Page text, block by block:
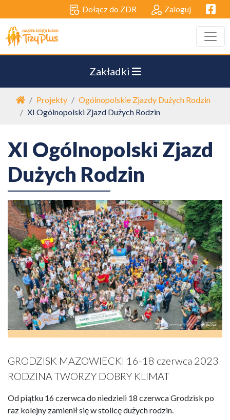
Dołącz do ZDR Zaloguj
Zakładki
Strona główna
Projekty
Ogólnopolskie Zjazdy Dużych Rodzin
XI Ogólnopolski Zjazd Dużych Rodzin
XI Ogólnopolski Zjazd
Dużych Rodzin
GRODZISK MAZOWIECKI 16-18 czerwca 2023
RODZINA TWORZY DOBRY KLIMAT
Od piątku 16 czerwca do niedzieli 18 czerwca Grodzisk po
raz kolejny zamienił się w stolicę dużych rodzin.